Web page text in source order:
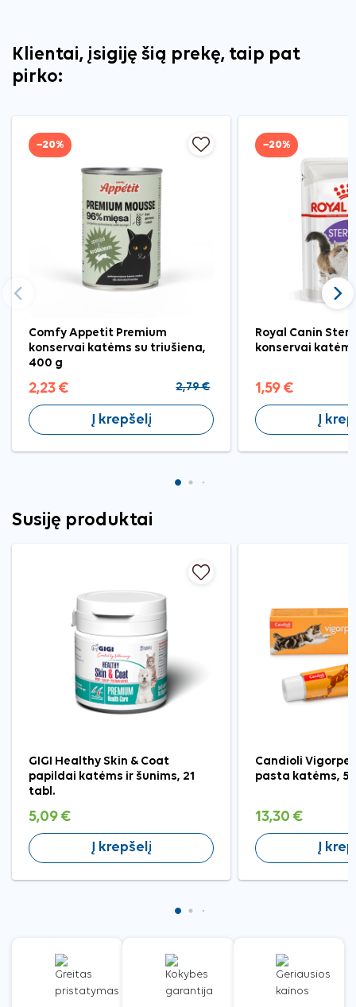
Klientai, įsigiję šią prekę, taip pat
pirko:
−20%
Comfy Appetit Premium
konservai katėms su triušiena,
400 g
2,23 € 2,79 €
Į krepšelį
−20%
Royal Canin
konservai
1,59 €
Į
Ankstesnis
Susiję produktai
GIGI Healthy Skin & Coat
papildai katėms ir šunims, 21
tabl.
5,09 €
Į krepšelį
Candioli
pasta katėms,
13,30 €
Į